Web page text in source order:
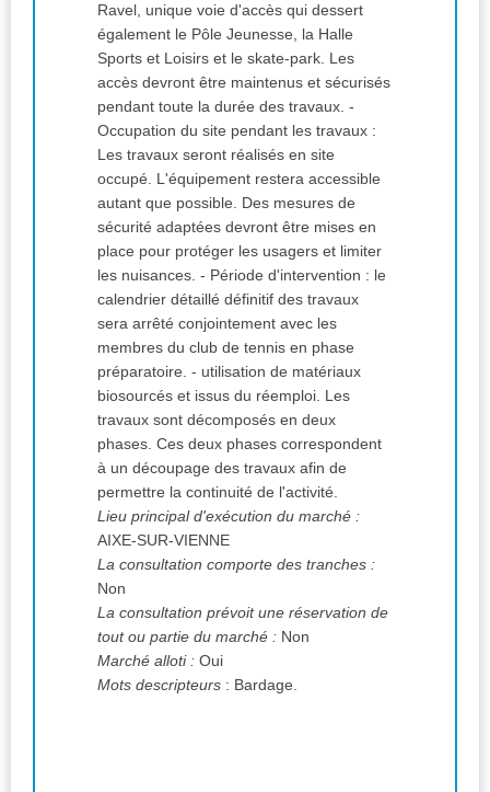
Ravel, unique voie d'accès qui dessert
également le Pôle Jeunesse, la Halle
Sports et Loisirs et le skate-park. Les
accès devront être maintenus et sécurisés
pendant toute la durée des travaux. -
Occupation du site pendant les travaux :
Les travaux seront réalisés en site
occupé. L'équipement restera accessible
autant que possible. Des mesures de
sécurité adaptées devront être mises en
place pour protéger les usagers et limiter
les nuisances. - Période d'intervention : le
calendrier détaillé définitif des travaux
sera arrêté conjointement avec les
membres du club de tennis en phase
préparatoire. - utilisation de matériaux
biosourcés et issus du réemploi. Les
travaux sont décomposés en deux
phases. Ces deux phases correspondent
à un découpage des travaux afin de
permettre la continuité de l'activité.
Lieu principal d'exécution du marché :
AIXE-SUR-VIENNE
La consultation comporte des tranches :
Non
La consultation prévoit une réservation de
tout ou partie du marché : Non
Marché alloti : Oui
Mots descripteurs : Bardage.